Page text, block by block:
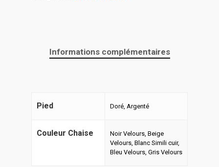
Informations complémentaires
Pied Doré, Argenté
Couleur Chaise
Noir Velours, Beige
Velours, Blanc Simili cuir,
Bleu Velours, Gris Velours